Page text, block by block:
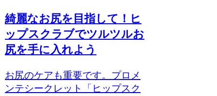
綺麗なお尻を目指して！ヒ
ップスクラブでツルツルお
尻を手に入れよう
お尻のケアも重要です。プロメ
ンテシークレット「ヒップスク